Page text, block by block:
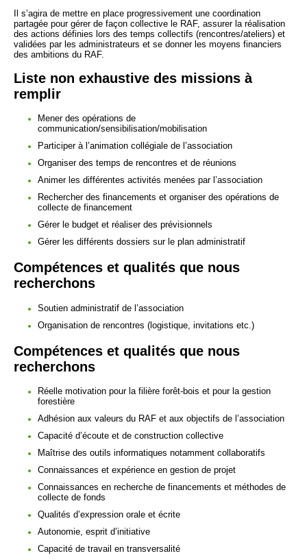
Il s’agira de mettre en place progressivement une coordination
partagée pour gérer de façon collective le RAF, assurer la réalisation
des actions définies lors des temps collectifs (rencontres/ateliers) et
validées par les administrateurs et se donner les moyens financiers
des ambitions du RAF.
Liste non exhaustive des missions à
remplir
Mener des opérations de
communication/sensibilisation/mobilisation
Participer à l’animation collégiale de l’association
Organiser des temps de rencontres et de réunions
Animer les différentes activités menées par l’association
Rechercher des financements et organiser des opérations de
collecte de financement
Gérer le budget et réaliser des prévisionnels
Gérer les différents dossiers sur le plan administratif
Compétences et qualités que nous
recherchons
Soutien administratif de l’association
Organisation de rencontres (logistique, invitations etc.)
Compétences et qualités que nous
recherchons
Réelle motivation pour la filière forêt-bois et pour la gestion
forestière
Adhésion aux valeurs du RAF et aux objectifs de l’association
Capacité d’écoute et de construction collective
Maîtrise des outils informatiques notamment collaboratifs
Connaissances et expérience en gestion de projet
Connaissances en recherche de financements et méthodes de
collecte de fonds
Qualités d’expression orale et écrite
Autonomie, esprit d’initiative
Capacité de travail en transversalité